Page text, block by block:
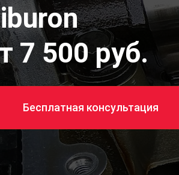
7 500 руб.
Бесплатная консультация